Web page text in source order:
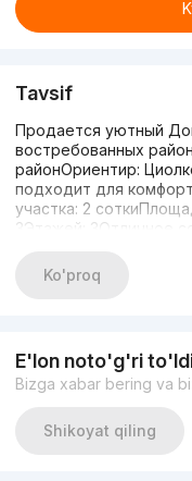
Tavsif
Продается уютный
востребованных
районОриентир:
подходит для
участка: 2
3Этажей: 3Отличное
Ko'proq
E'lon noto'g'ri
Bizga xabar bering va
Shikoyat qiling